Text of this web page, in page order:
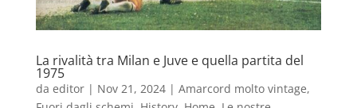
La rivalità tra Milan e Juve e quella partita del
1975
da editor| Nov 21, 2024| Amarcord molto vintage,